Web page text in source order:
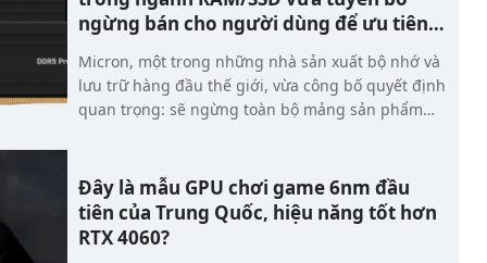
Meet trên Steam một cách đơn giản, nhanh
chóng và an toàn.
ngừng bán cho người dùng để ưu tiên
doanh nghiệp AI
Micron, một trong những nhà sản xuất bộ nhớ và
lưu trữ hàng đầu thế giới, vừa công bố quyết định
quan trọng: sẽ ngừng toàn bộ mảng sản phẩm
dấu sự kết thúc gần 30 năm hoạt động của
thương hiệu Crucial trên thị trường RAM và SSD
tiêu dùng, đồng thời phản ánh xu hướng toàn
Đây là mẫu GPU chơi game 6nm đầu
tiên của Trung Quốc, hiệu năng tốt hơn
RTX 4060?